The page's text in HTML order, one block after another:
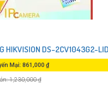
HIKVISION DS-2CV1043G2-
Mại: 861,000 ₫
1,230,000 ₫